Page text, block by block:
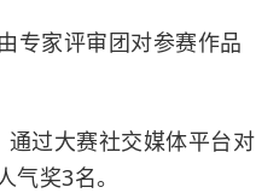
家评审团对参赛作品
过大赛社交媒体平台对
奖3名。